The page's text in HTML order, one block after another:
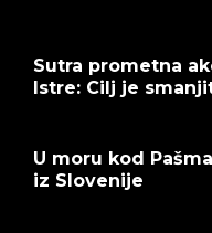
Sutra prometna
Istre: Cilj je
U moru kod
iz Slovenije